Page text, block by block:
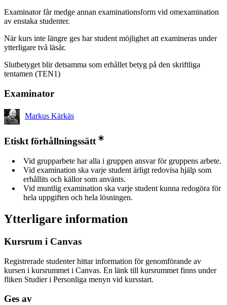
Examinator får medge annan examinationsform vid omexamination
av enstaka studenter.
När kurs inte längre ges har student möjlighet att examineras under
ytterligare två läsår.
Slutbetyget blir detsamma som erhållet betyg på den skriftliga
tentamen (TEN1)
Examinator
Markus Kärkäs
Etiskt förhållningssätt
Vid grupparbete har alla i gruppen ansvar för gruppens arbete.
Vid examination ska varje student ärligt redovisa hjälp som
erhållits och källor som använts.
Vid muntlig examination ska varje student kunna redogöra för
hela uppgiften och hela lösningen.
Ytterligare information
Kursrum i Canvas
Registrerade studenter hittar information för genomförande av
kursen i kursrummet i Canvas. En länk till kursrummet finns under
fliken Studier i Personliga menyn vid kursstart.
Ges av